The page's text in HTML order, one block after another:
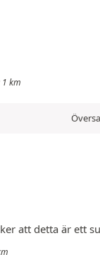
km
att detta är ett